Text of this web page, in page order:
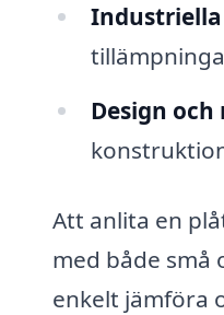
Design
Att anlita en
med både små
enkelt jämföra